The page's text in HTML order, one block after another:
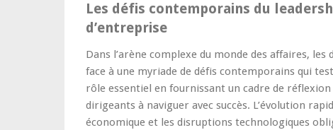
Les défis contemporains du
d’entreprise
Dans l’arène complexe du monde des affaires,
face à une myriade de défis contemporains qui
rôle essentiel en fournissant un cadre de
dirigeants à naviguer avec succès. L’évolution
économique et les disruptions technologiques